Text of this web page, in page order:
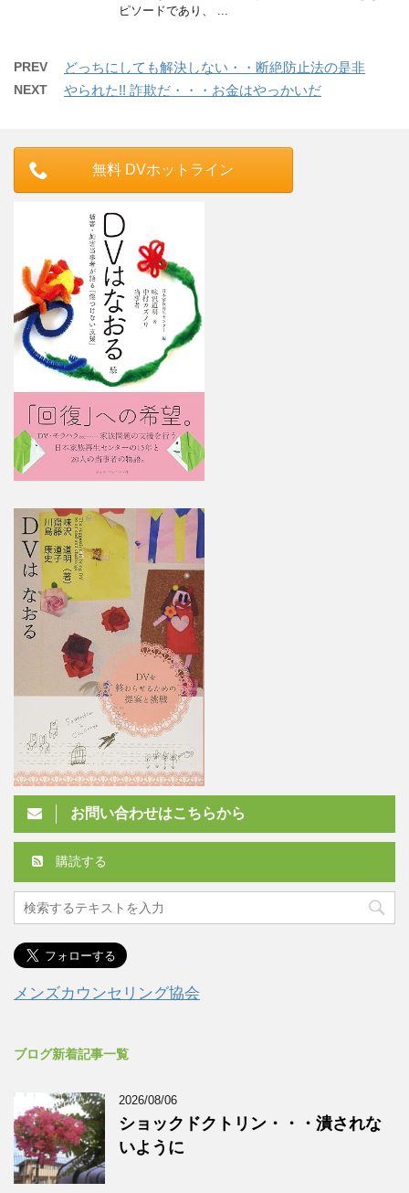
ピソードであり、 ...
PREV どっちにしても解決しない・・断絶防止法の是非
NEXT やられた!! 詐欺だ・・・お金はやっかいだ
無料 DVホットライン
お問い合わせはこちらから
購読する
メンズカウンセリング協会
ブログ新着記事一覧
2026/08/06
ショックドクトリン・・・潰されな
いように